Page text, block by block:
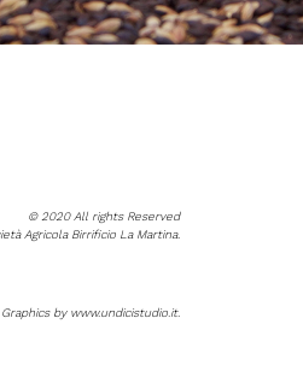
© 2020 All rights Reserved
Agricola Birrificio La Martina.
by www.undicistudio.it.